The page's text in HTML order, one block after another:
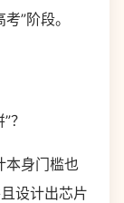
”阶段。
？
本身门槛也
设计出芯片